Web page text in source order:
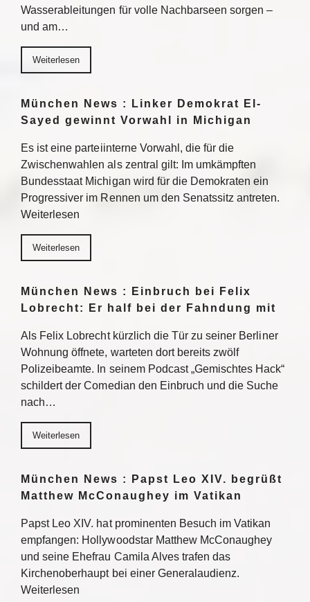
Wasserableitungen für volle Nachbarseen sorgen –
und am…
Weiterlesen
München News : Linker Demokrat El-
Sayed gewinnt Vorwahl in Michigan
Es ist eine parteiinterne Vorwahl, die für die
Zwischenwahlen als zentral gilt: Im umkämpften
Bundesstaat Michigan wird für die Demokraten ein
Progressiver im Rennen um den Senatssitz antreten.
Weiterlesen
Weiterlesen
München News : Einbruch bei Felix
Lobrecht: Er half bei der Fahndung mit
Als Felix Lobrecht kürzlich die Tür zu seiner Berliner
Wohnung öffnete, warteten dort bereits zwölf
Polizeibeamte. In seinem Podcast „Gemischtes Hack“
schildert der Comedian den Einbruch und die Suche
nach…
Weiterlesen
München News : Papst Leo XIV. begrüßt
Matthew McConaughey im Vatikan
Papst Leo XIV. hat prominenten Besuch im Vatikan
empfangen: Hollywoodstar Matthew McConaughey
und seine Ehefrau Camila Alves trafen das
Kirchenoberhaupt bei einer Generalaudienz.
Weiterlesen